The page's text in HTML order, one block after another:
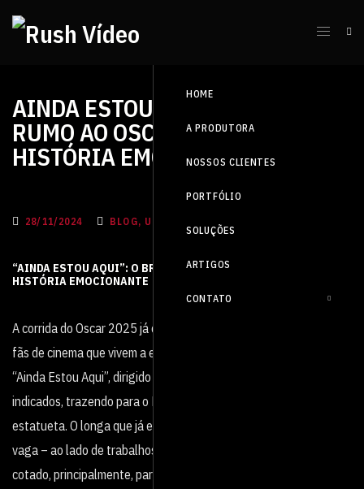
HOME
A PRODUTORA
NOSSOS CLIENTES
PORTFÓLIO
SOLUÇÕES
ARTIGOS
CONTATO
AINDA ESTOU AQUI: O BRASIL
RUMO AO OSCAR COM UMA
HISTÓRIA EMOCIONANTE
28/11/2024 BLOG, UNCATEGORIZED
“AINDA ESTOU AQUI”: O BRASIL RUMO AO OSCAR COM UMA
HISTÓRIA EMOCIONANTE
A corrida do Oscar 2025 já começou e, por aqui, tem mobilizado os
fãs de cinema que vivem a expectativa de que o filme nacional
“Ainda Estou Aqui”, dirigido por Walter Salles Jr, esteja entre os
indicados, trazendo para o Brasil a sua primeira e tão sonhada
estatueta. O longa que já está oficialmente no páreo por uma
vaga – ao lado de trabalhos de outros 84 países e territórios – é
cotado, principalmente, para as categorias de